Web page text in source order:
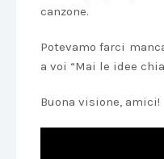
canzone.
Potevamo farci
a voi “Mai le idee
Buona visione, amici!